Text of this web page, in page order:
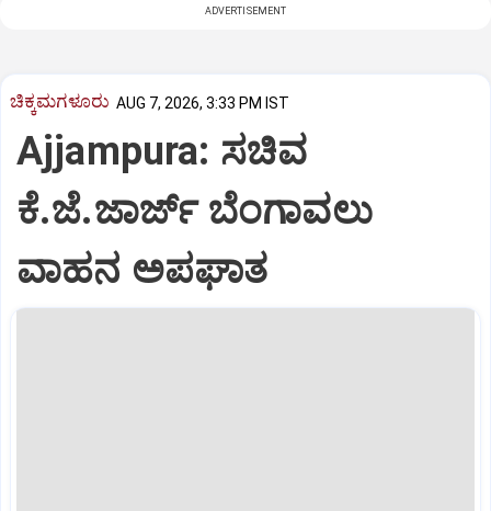
ADVERTISEMENT
ಚಿಕ್ಕಮಗಳೂರು AUG 7, 2026, 3:33 PM IST
Ajjampura: ಸಚಿವ
ಕೆ.ಜೆ.ಜಾರ್ಜ್ ಬೆಂಗಾವಲು
ವಾಹನ ಅಪಘಾತ